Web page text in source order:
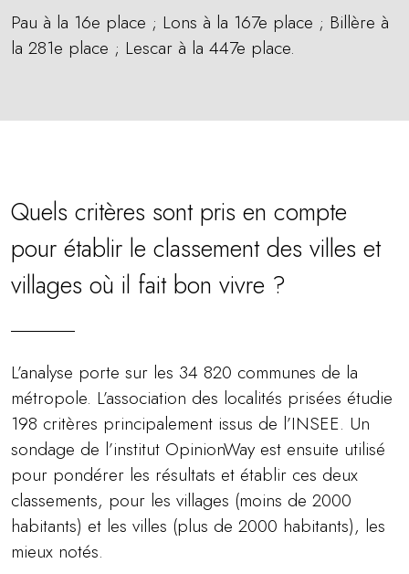
Pau à la 16e place ; Lons à la 167e place ; Billère à
la 281e place ; Lescar à la 447e place.
Quels critères sont pris en compte
pour établir le classement des villes et
villages où il fait bon vivre ?
L’analyse porte sur les 34 820 communes de la
métropole. L’association des localités prisées étudie
198 critères principalement issus de l’INSEE. Un
sondage de l’institut OpinionWay est ensuite utilisé
pour pondérer les résultats et établir ces deux
classements, pour les villages (moins de 2000
habitants) et les villes (plus de 2000 habitants), les
mieux notés.